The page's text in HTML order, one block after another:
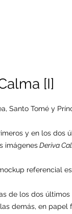
[I]
Santo Tomé y
y en los dos
imágenesDeriva
referencial
de los dos
demás, en papel